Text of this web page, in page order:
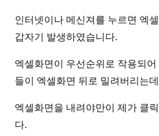
인터넷이나 메신져를 누르면 엑
갑자기 발생하였습니다.
엑셀화면이 우선순위로 작용되
들이 엑셀화면 뒤로 밀려버리는
엑셀화면을 내려야만이 제가 클
다.